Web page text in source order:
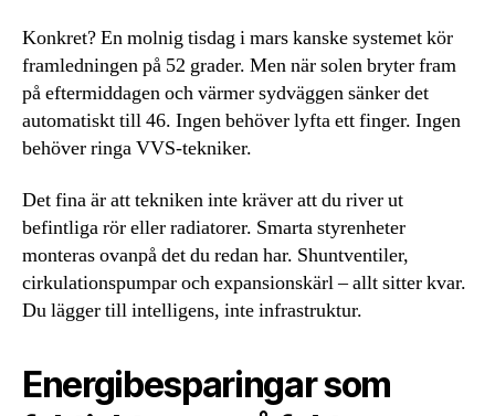
Konkret? En molnig tisdag i mars kanske systemet kör
framledningen på 52 grader. Men när solen bryter fram
på eftermiddagen och värmer sydväggen sänker det
automatiskt till 46. Ingen behöver lyfta ett finger. Ingen
behöver ringa VVS-tekniker.
Det fina är att tekniken inte kräver att du river ut
befintliga rör eller radiatorer. Smarta styrenheter
monteras ovanpå det du redan har. Shuntventiler,
cirkulationspumpar och expansionskärl – allt sitter kvar.
Du lägger till intelligens, inte infrastruktur.
Energibesparingar som